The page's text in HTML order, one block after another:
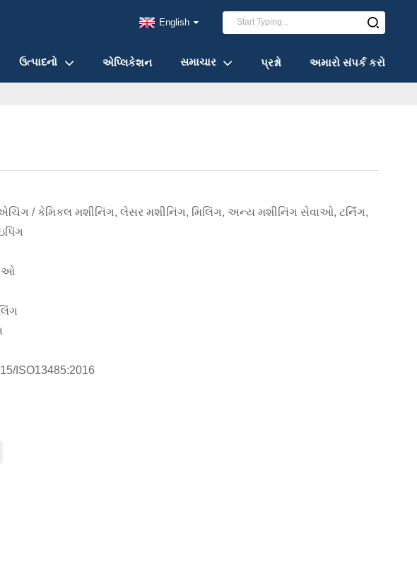
ઉત્પાદનો એપ્લિકેશન સમાચાર પ્રશ્નો અમારો સંપર્ક કરો
English
એચિંગ / કેમિકલ મશીનિંગ, લેસર મશીનિંગ, મિલિંગ, અન્ય મશીનિંગ સેવાઓ, ટર્નિંગ,
ISO13485:2016